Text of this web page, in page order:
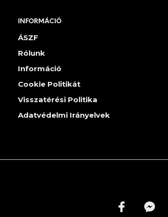
INFORMÁCIÓ
ÁSZF
Rólunk
Információ
Cookie Politikát
Visszatérési Politika
Adatvédelmi Irányelvek